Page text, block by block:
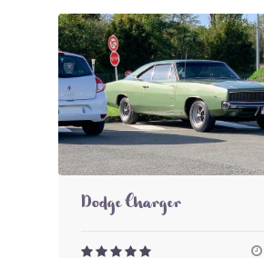
Dodge Charger